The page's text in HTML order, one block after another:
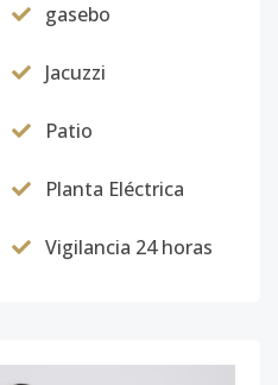
gasebo
Jacuzzi
Patio
Planta Eléctrica
Vigilancia 24 horas